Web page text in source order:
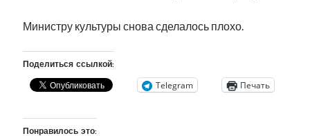
Министру культуры снова сделалось плохо.
Поделиться ссылкой:
Telegram Печать
Понравилось это: